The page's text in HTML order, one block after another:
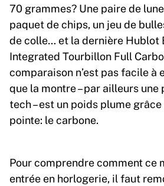
70 grammes? Une paire de
paquet de chips, un jeu de
de colle… et la dernière Hublot
Integrated Tourbillon Full
comparaison n’est pas facile à
que la montre – par ailleurs une
tech – est un poids plume
pointe: le carbone.
Pour comprendre comment ce
entrée en horlogerie, il faut